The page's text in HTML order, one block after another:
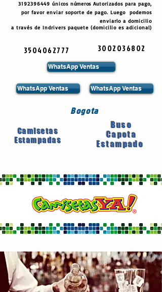
3192396449 únicos números Autorizados para pago,
por favor enviar soporte de pago. Luego podemos
enviarlo a domicilio
a través de Indrivers paquete (domicilio es adicional)
3504062777 3002036802
WhatsApp Ventas
WhatsApp Ventas WhatsApp Ventas
Bogota
Camisetas
Estampadas
Buso
Capota
Estampado